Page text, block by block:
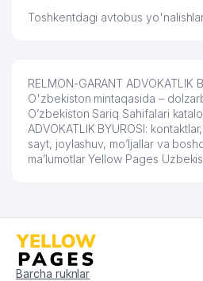
Toshkentdagi avtobus
RELMON-GARANT ADVOKATLIK
O'zbekiston mintaqasida –
O’zbekiston Sariq Sahifalari
ADVOKATLIK BYUROSI:
sayt, joylashuv, mo’ljallar va
ma’lumotlar Yellow Pages
Barcha ruknlar